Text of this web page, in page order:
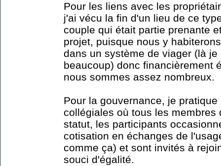
Pour les liens avec les
j'ai vécu la fin d'un lieu de ce
couple qui était partie prenante
projet, puisque nous y
dans un système de viager (là
beaucoup) donc financièrement
nous sommes assez nombreux.
Pour la gouvernance, je
collégiales où tous les membres
statut, les participants
cotisation en échanges de
comme ça) et sont invités à
souci d'égalité.